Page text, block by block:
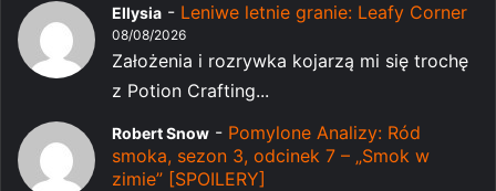
Ellysia - Leniwe letnie granie: Leafy Corner
08/08/2026
Założenia i rozrywka kojarzą mi się trochę
z Potion Crafting...
Robert Snow - Pomylone Analizy: Ród
smoka, sezon 3, odcinek 7 – „Smok w
zimie” [SPOILERY]